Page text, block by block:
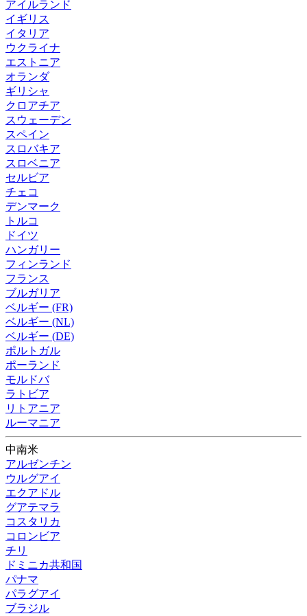
アイルランド
イギリス
イタリア
ウクライナ
エストニア
オランダ
ギリシャ
クロアチア
スウェーデン
スペイン
スロバキア
スロベニア
セルビア
チェコ
デンマーク
トルコ
ドイツ
ハンガリー
フィンランド
フランス
ブルガリア
ベルギー (FR)
ベルギー (NL)
ベルギー (DE)
ポルトガル
ポーランド
モルドバ
ラトビア
リトアニア
ルーマニア
中南米
アルゼンチン
ウルグアイ
エクアドル
グアテマラ
コスタリカ
コロンビア
チリ
ドミニカ共和国
パナマ
パラグアイ
ブラジル